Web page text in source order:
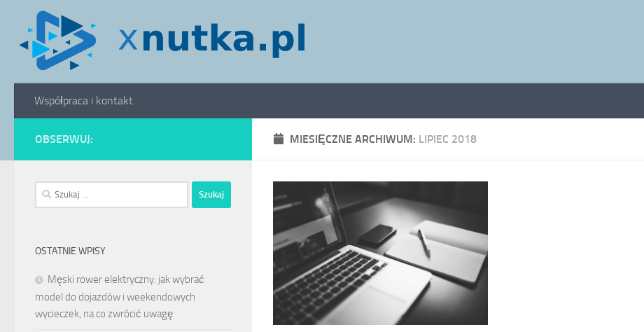
Skip to content
Współpraca i kontakt
MIESIĘCZNE ARCHIWUM: LIPIEC 2018
OBSERWUJ:
Szukaj:
OSTATNIE WPISY
Męski rower elektryczny: jak wybrać
model do dojazdów i weekendowych
wycieczek, na co zwrócić uwagę